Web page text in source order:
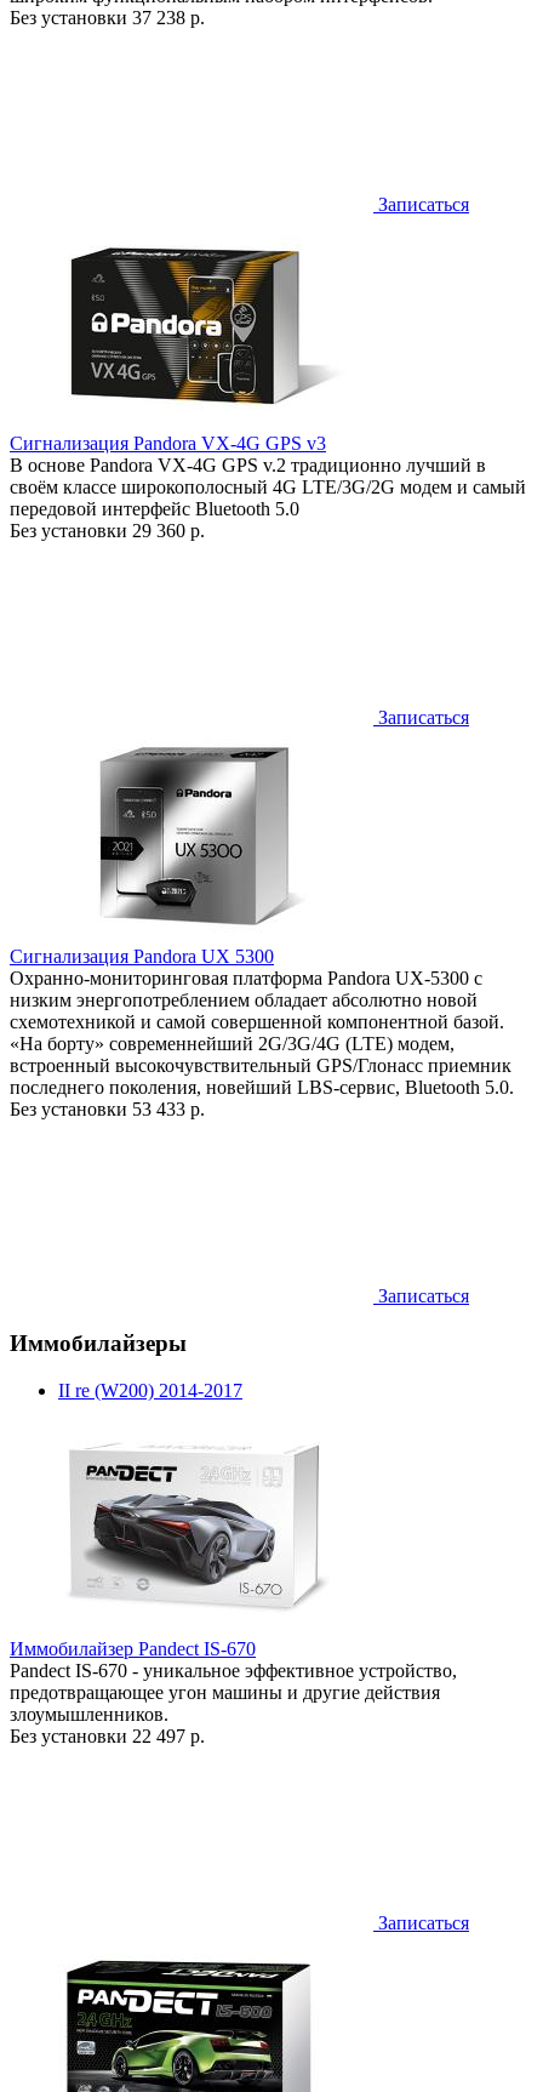
Без установки 37 238 р.
Записаться
Сигнализация Pandora VX-4G GPS v3
В основе Pandora VX-4G GPS v.2 традиционно лучший в
своём классе широкополосный 4G LTE/3G/2G модем и самый
передовой интерфейс Bluetooth 5.0
Без установки 29 360 р.
Записаться
Сигнализация Pandora UX 5300
Охранно-мониторинговая платформа Pandora UX-5300 с
низким энергопотреблением обладает абсолютно новой
схемотехникой и самой совершенной компонентной базой.
«На борту» современнейший 2G/3G/4G (LTE) модем,
встроенный высокочувствительный GPS/Глонасс приемник
последнего поколения, новейший LBS-сервис, Bluetooth 5.0.
Без установки 53 433 р.
Записаться
Иммобилайзеры
II re (W200) 2014-2017
Иммобилайзер Pandect IS-670
Pandect IS-670 - уникальное эффективное устройство,
предотвращающее угон машины и другие действия
злоумышленников.
Без установки 22 497 р.
Записаться